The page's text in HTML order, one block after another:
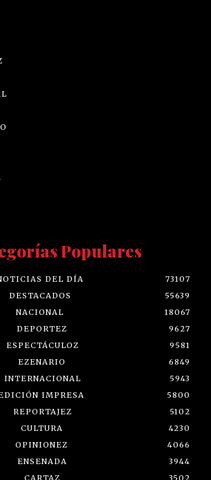
Populares
DEL DÍA
73107
DESTACADOS
55639
NACIONAL
18067
DEPORTEZ
9627
ESPECTÁCULOZ
9581
EZENARIO
6849
INTERNACIONAL
5943
IMPRESA
5800
REPORTAJEZ
5102
CULTURA
4230
OPINIONEZ
4066
ENSENADA
3944
CARTAZ
3502